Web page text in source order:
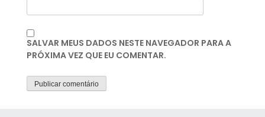
SALVAR MEUS DADOS NESTE NAVEGADOR PARA A
PRÓXIMA VEZ QUE EU COMENTAR.